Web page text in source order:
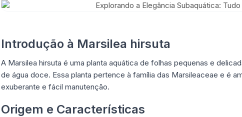
Introdução à Marsilea hirsuta
A Marsilea hirsuta é uma planta aquática de folhas pequenas e
de água doce. Essa planta pertence à família das Marsileaceae e é
exuberante e fácil manutenção.
Origem e Características